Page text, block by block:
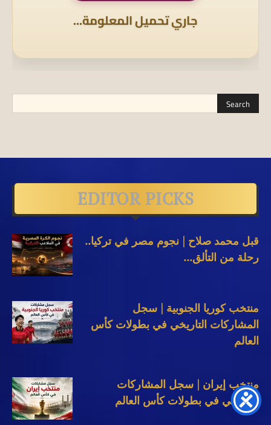
جاري تحميل المعلومة...
EDITOR PICKS
قبل محمد صلاح | نجوم مصر في تركيا..
رحلة من التألق...
منتخب كوريا الجنوبية | سجل
المشاركات التاريخي في بطولات كأس
العالم
منتخب إيران | سجل المشاركات
التاريخي في بطولات كأس العالم